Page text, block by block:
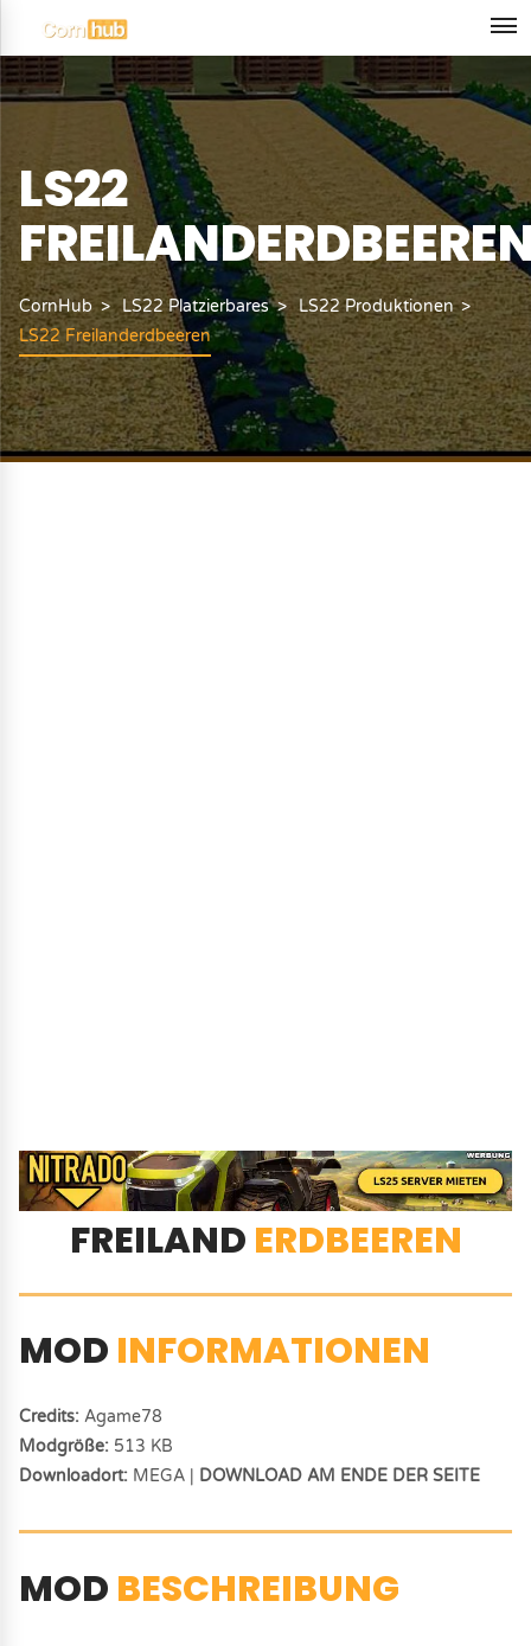
LS22
CornHub LS22 Platzierbares
LS22 Produktionen
LS22 Freilanderdbeeren
FREILAND ERDBEEREN
MOD INFORMATIONEN
Credits: Agame78
Modgröße: 513 KB
Downloadort: MEGA | DOWNLOAD AM ENDE DER SEITE
MOD BESCHREIBUNG